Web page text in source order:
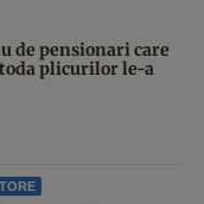
de pensionari care
plicurilor le-a